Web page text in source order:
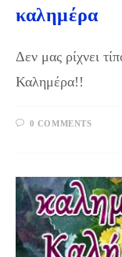
καλημέρα
Δεν μας ρίχνει
Καλημέρα!!
0 COMMENTS